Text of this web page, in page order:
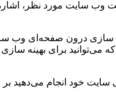
وب سایت مورد نظر،
سازی درون صفحه‌ای
می‌توانید برای بهینه
خود انجام می‌دهید